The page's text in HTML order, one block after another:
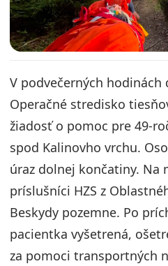
V podvečerných hodinách
Operačné stredisko
žiadosť o pomoc pre 49-
spod Kalinovho vrchu.
úraz dolnej končatiny. Na
príslušníci HZS z
Beskydy pozemne. Po
pacientka vyšetrená,
za pomoci transportných